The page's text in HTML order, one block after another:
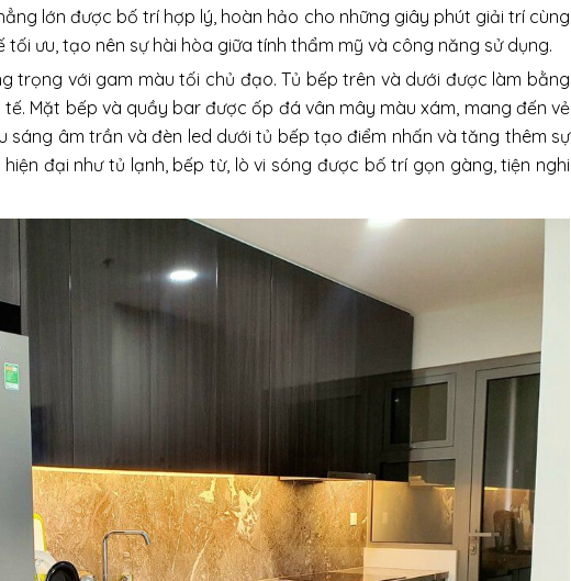
lớn được bố trí hợp lý, hoàn hảo cho những giây phút giải trí cùng
ưu, tạo nên sự hài hòa giữa tính thẩm mỹ và công năng sử dụng.
trọng với gam màu tối chủ đạo. Tủ bếp trên và dưới được làm bằng
Mặt bếp và quầy bar được ốp đá vân mây màu xám, mang đến vẻ
sáng âm trần và đèn led dưới tủ bếp tạo điểm nhấn và tăng thêm sự
đại như tủ lạnh, bếp từ, lò vi sóng được bố trí gọn gàng, tiện nghi